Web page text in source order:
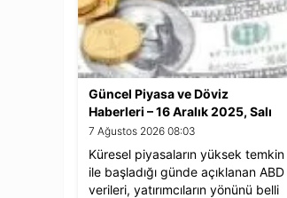
Güncel Piyasa ve Döviz
Haberleri – 16 Aralık 2025, Salı
7 Ağustos 2026 08:03
Küresel piyasaların yüksek temkin
ile başladığı günde açıklanan ABD
verileri, yatırımcıların yönünü belli